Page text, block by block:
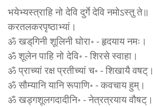
भयेभ्यस्त्राहि नो देवि दुर्गे देवि नमोऽस्तु ते॥
करतलकरपृष्ठाभ्यां।
ॐ खड्‌गिनी शूलिनी घोरा॰ - हृदयाय नमः।
ॐ शूलेन पाहि नो देवि॰ - शिरसे स्वाहा।
ॐ प्राच्यां रक्ष प्रतीच्यां च॰ - शिखायै वषट्।
ॐ सौम्यानि यानि रूपाणि॰ - कवचाय हुम्।
ॐ खड्गशूलगदादीनि॰ - नेत्रत्रयाय वौषट्।